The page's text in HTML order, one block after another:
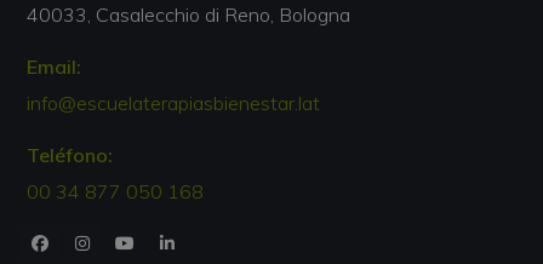
40033, Casalecchio di Reno, Bologna
Email:
info@escuelaterapiasbienestar.lat
Teléfono:
00 34 877 050 168